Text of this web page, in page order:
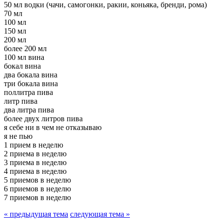
50 мл водки (чачи, самогонки, ракии, коньяка, бренди, рома)
70 мл
100 мл
150 мл
200 мл
более 200 мл
100 мл вина
бокал вина
два бокала вина
три бокала вина
поллитра пива
литр пива
два литра пива
более двух литров пива
я себе ни в чем не отказываю
я не пью
1 прием в неделю
2 приема в неделю
3 приема в неделю
4 приема в неделю
5 приемов в неделю
6 приемов в неделю
7 приемов в неделю
« предыдущая тема следующая тема »